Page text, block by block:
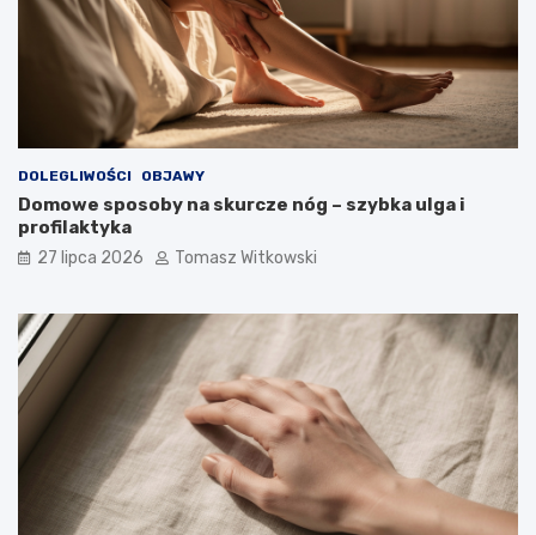
DOLEGLIWOŚCI OBJAWY
Domowe sposoby na skurcze nóg – szybka ulga i
profilaktyka
27 lipca 2026 Tomasz Witkowski